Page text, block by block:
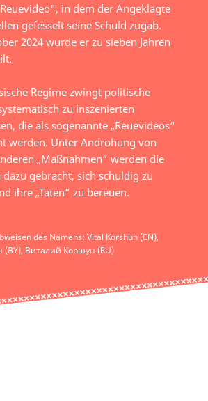
in dem der Angeklagte
gefesselt seine Schuld zugab.
2024 wurde er zu sieben Jahren
Regime zwingt politische
zu inszenierten
die als sogenannte „Reuevideos“
werden. Unter Androhung von
„Maßnahmen“ werden die
dazu gebracht, sich schuldig zu
ihre „Taten“ zu bereuen.
des Namens: Vital Korshun (EN),
(BY), Виталий Коршун (RU)